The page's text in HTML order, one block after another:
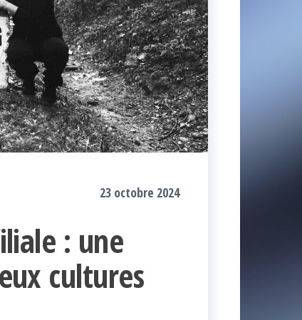
23 octobre 2024
: une
cultures